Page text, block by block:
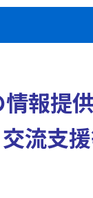
報提
流支